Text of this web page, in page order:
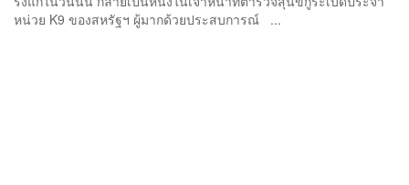
หน่วย K9 ของสหรัฐฯ ผู้มากด้วยประสบการณ์ ...